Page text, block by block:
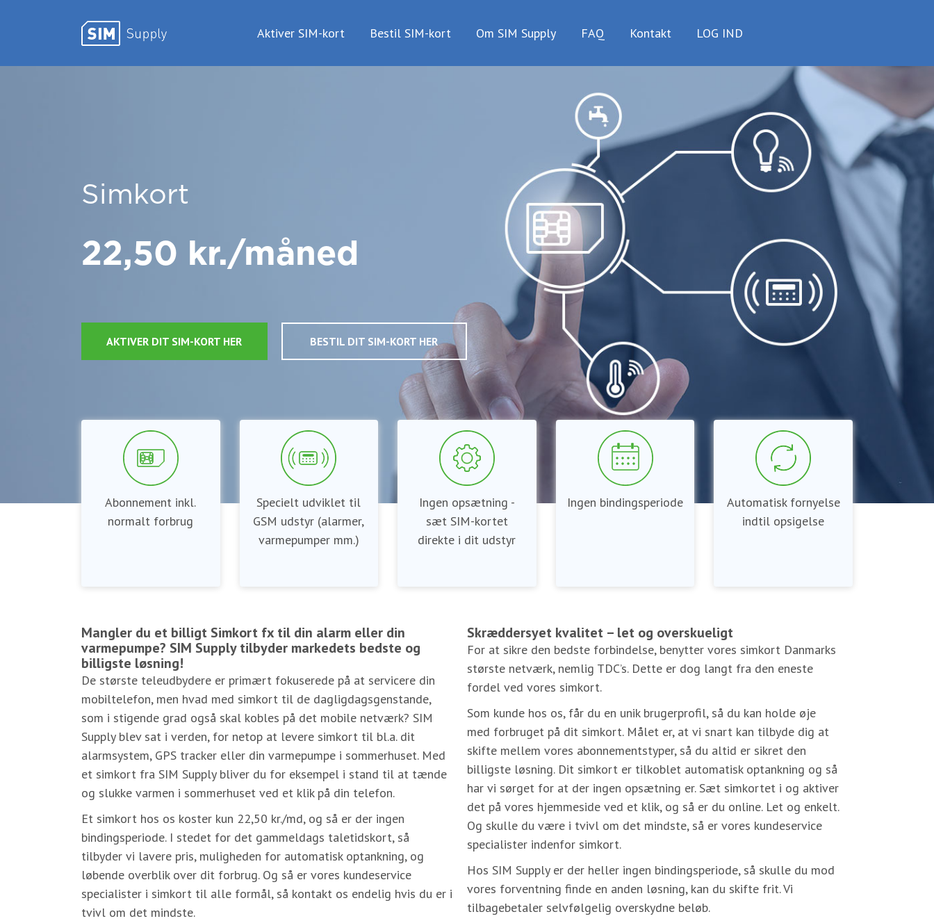
Aktiver SIM-kort Bestil SIM-kort Om SIM Supply FAQ Kontakt LOG IND
Simkort
22,50 kr./måned
AKTIVER DIT SIM-KORT HER BESTIL DIT SIM-KORT HER
Abonnement inkl.
normalt forbrug
Specielt udviklet til
GSM udstyr (alarmer,
varmepumper mm.)
Ingen opsætning -
sæt SIM-kortet
direkte i dit udstyr
Ingen bindingsperiode
Automatisk fornyelse
indtil opsigelse
Mangler du et billigt Simkort fx til din alarm eller din
varmepumpe? SIM Supply tilbyder markedets bedste og
billigste løsning!
De største teleudbydere er primært fokuserede på at servicere din
mobiltelefon, men hvad med simkort til de dagligdagsgenstande,
som i stigende grad også skal kobles på det mobile netværk? SIM
Supply blev sat i verden, for netop at levere simkort til bl.a. dit
alarmsystem, GPS tracker eller din varmepumpe i sommerhuset. Med
et simkort fra SIM Supply bliver du for eksempel i stand til at tænde
og slukke varmen i sommerhuset ved et klik på din telefon.
Et simkort hos os koster kun 22,50 kr./md, og så er der ingen
bindingsperiode. I stedet for det gammeldags taletidskort, så
tilbyder vi lavere pris, muligheden for automatisk optankning, og
løbende overblik over dit forbrug. Og så er vores kundeservice
specialister i simkort til alle formål, så kontakt os endelig hvis du er i
tvivl om det mindste.
Skræddersyet kvalitet – let og overskueligt
For at sikre den bedste forbindelse, benytter vores simkort Danmarks
største netværk, nemlig TDC’s. Dette er dog langt fra den eneste
fordel ved vores simkort.
Som kunde hos os, får du en unik brugerprofil, så du kan holde øje
med forbruget på dit simkort. Målet er, at vi snart kan tilbyde dig at
skifte mellem vores abonnementstyper, så du altid er sikret den
billigste løsning. Dit simkort er tilkoblet automatisk optankning og så
har vi sørget for at der ingen opsætning er. Sæt simkortet i og aktiver
det på vores hjemmeside ved et klik, og så er du online. Let og enkelt.
Og skulle du være i tvivl om det mindste, så er vores kundeservice
specialister indenfor simkort.
Hos SIM Supply er der heller ingen bindingsperiode, så skulle du mod
vores forventning finde en anden løsning, kan du skifte frit. Vi
tilbagebetaler selvfølgelig overskydne beløb.